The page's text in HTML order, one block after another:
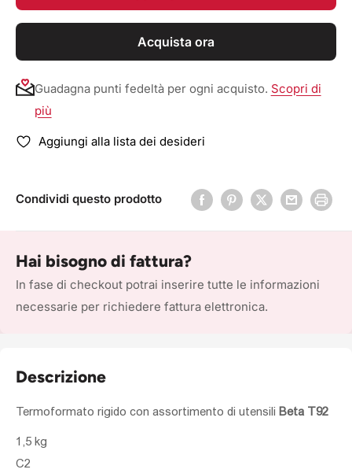
Acquista ora
Guadagna punti fedeltà per ogni acquisto. Scopri di
più
Aggiungi alla lista dei desideri
Condividi questo prodotto
Hai bisogno di fattura?
In fase di checkout potrai inserire tutte le informazioni
necessarie per richiedere fattura elettronica.
Descrizione
Termoformato rigido con assortimento di utensili Beta T92
1,5 kg
C2